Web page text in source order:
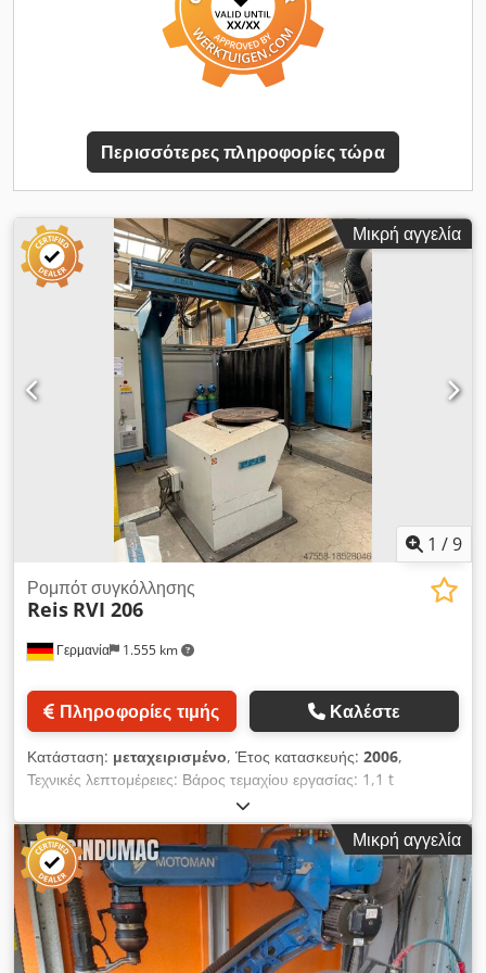
RE00 ρομπότ με μονάδα ελέγχου YASNAC XRC, διαδρομή Y-
απόσταση=1.500mm και Z-απόσταση=1.300mm, κυκλική
κίνηση περιστροφής=περίπου 90° δεξιά/αριστερά, ακτίνα
περιστροφής=1.000mm, περιστροφή 360°, Πιστόλι
1.500 / 500mm -1x ερμάριο ελέγχου Μ:900 x Π:900 x
Υ:2500mm -1x ερμάριο ελέγχου ERCS-UP6-RE00, μονάδα
πεπιεσμένου αέρα 10 bar, επιφάνεια εργασίας LxW 1.200 x
340mm, X-path 3.250mm Επιπλέον: 1x σταθμός
ευθυγράμμισης παραγωγής DETEC (με τραπέζι εργασίας και
μονάδα ευθυγράμμισης) 1x Σταθμός συγκόλλησης με
συγκόλληση άκρων με τραπέζι τροφοδοσίας στο εργοστάσιο *
Περισσότερες πληροφορίες τώρα
Μικρή αγγελία
1 /9
Γερμανία 1.555 km
Ρομπότ συγκόλλησης
Reis RVI 206
Πληροφορίες τιμής Καλέστε
Κατάσταση: μεταχειρισμένο, Έτος κατασκευής: 2006,
Τεχνικές λεπτομέρειες: Βάρος τεμαχίου εργασίας: 1,1 t
Έλεγχος: RobAssist μέσω τεχνολογίας macro / CPU διαύλου
VME Πικάπ: Ø 800 mm Περιστρεφόμενο τραπέζι: 370° μοίρες
Dkjdpfxsvzq Hrj Anlor Τραπέζι - ανακλινόμενο: 115° μοίρες
Συνολική απαίτηση ισχύος: 35 kVA Συνολικό βάρος περίπου:
4000 kg Διαστάσεις Μ x Π x Υ: Ρομπότ: περ. 2,5 x 4,5 x 3,8 m
Διαστάσεις ντουλαπιού ελέγχου: περίπου. 600 x 800 x 2200
mm Διαστάσεις Μ x Π x Υ: Σύστημα πνιγμού: περ. 0,7 x 0,8 x
2,7 m Διαστάσεις Μ x Π x Υ: Περιστρεφόμενη μονάδα:
Μικρή αγγελία